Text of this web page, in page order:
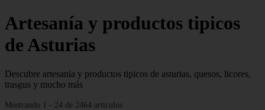
Artesanía y productos tipicos
de Asturias
Descubre artesania y productos tipicos de asturias, quesos, licores,
trasgus y mucho más
Mostrando 1 - 24 de 2464 artículos